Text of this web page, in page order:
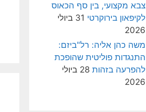
צבא מקצועי, בין סף הכאוס
לקיפאון בירוקרטי
31 ביולי
2026
משה כהן אליה: רל"ביזם:
התנגדות פוליטית שהופכת
להפרעה בזהות
28 ביולי
2026